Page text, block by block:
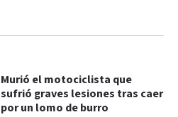
Murió el motociclista que
sufrió graves lesiones tras caer
por un lomo de burro